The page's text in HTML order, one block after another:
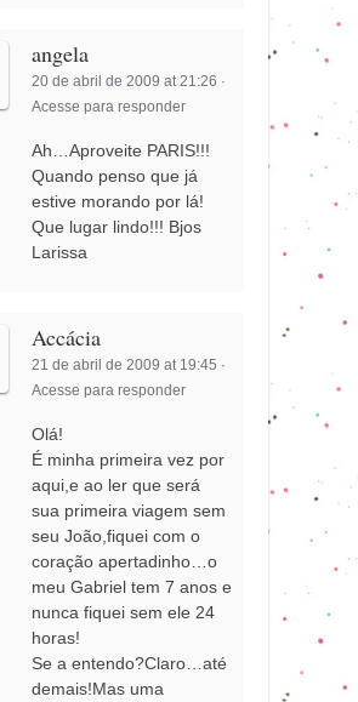
angela
20 de abril de 2009 at 21:26 ·
Acesse para responder
Ah…Aproveite PARIS!!!
Quando penso que já
estive morando por lá!
Que lugar lindo!!! Bjos
Larissa
Accácia
21 de abril de 2009 at 19:45 ·
Acesse para responder
Olá!
É minha primeira vez por
aqui,e ao ler que será
sua primeira viagem sem
seu João,fiquei com o
coração apertadinho…o
meu Gabriel tem 7 anos e
nunca fiquei sem ele 24
horas!
Se a entendo?Claro…até
demais!Mas uma